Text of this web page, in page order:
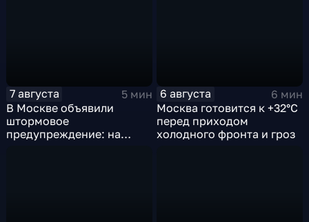
7 августа
5 мин
В Москве объявили
штормовое
предупреждение: на
6 августа
6 мин
Москва готовится к +32°C
перед приходом
холодного фронта и гроз